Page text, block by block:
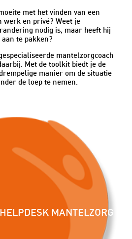
met het vinden van een
werk en privé? Weet je
nodig is, maar heeft hij
te pakken?
mantelzorgcoach
Met de toolkit biedt je de
manier om de situatie
de loep te nemen.
MANTELZORG